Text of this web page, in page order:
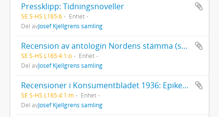
Pressklipp: Tidningsnoveller
SE S-HS L165:6
Enhet
Del avJosef Kjellgrens samling
Recension av antologin Nordens stämma (samling av nordiska dikter för skola och hem, utgiven av Nordens frihet, Stockholm 1940)
SE S-HS L165:4:1:o
Enhet
Del avJosef Kjellgrens samling
Recensioner i Konsumentbladet 1936: Epiker och lyriker
SE S-HS L165:4:1:m
Enhet
Del avJosef Kjellgrens samling